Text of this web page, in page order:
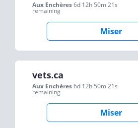
Aux Enchères6d 12h 50m 21s
remaining
Miser
vets.ca
Aux Enchères6d 12h 50m 21s
remaining
Miser